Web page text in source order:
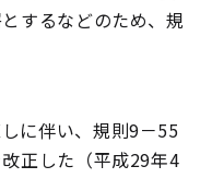
するなどのため、規
に伴い、規則9－55
正した（平成29年4